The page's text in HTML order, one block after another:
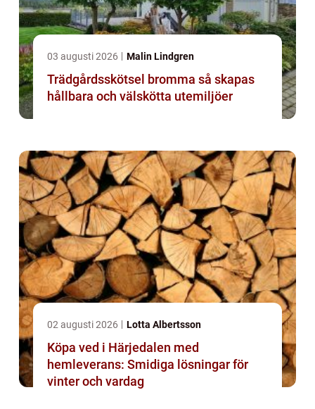
03 augusti 2026 Malin Lindgren
Trädgårdsskötsel bromma så skapas
hållbara och välskötta utemiljöer
02 augusti 2026 Lotta Albertsson
Köpa ved i Härjedalen med
hemleverans: Smidiga lösningar för
vinter och vardag